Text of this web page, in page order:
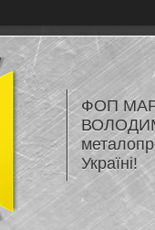
ФОП
Україні!